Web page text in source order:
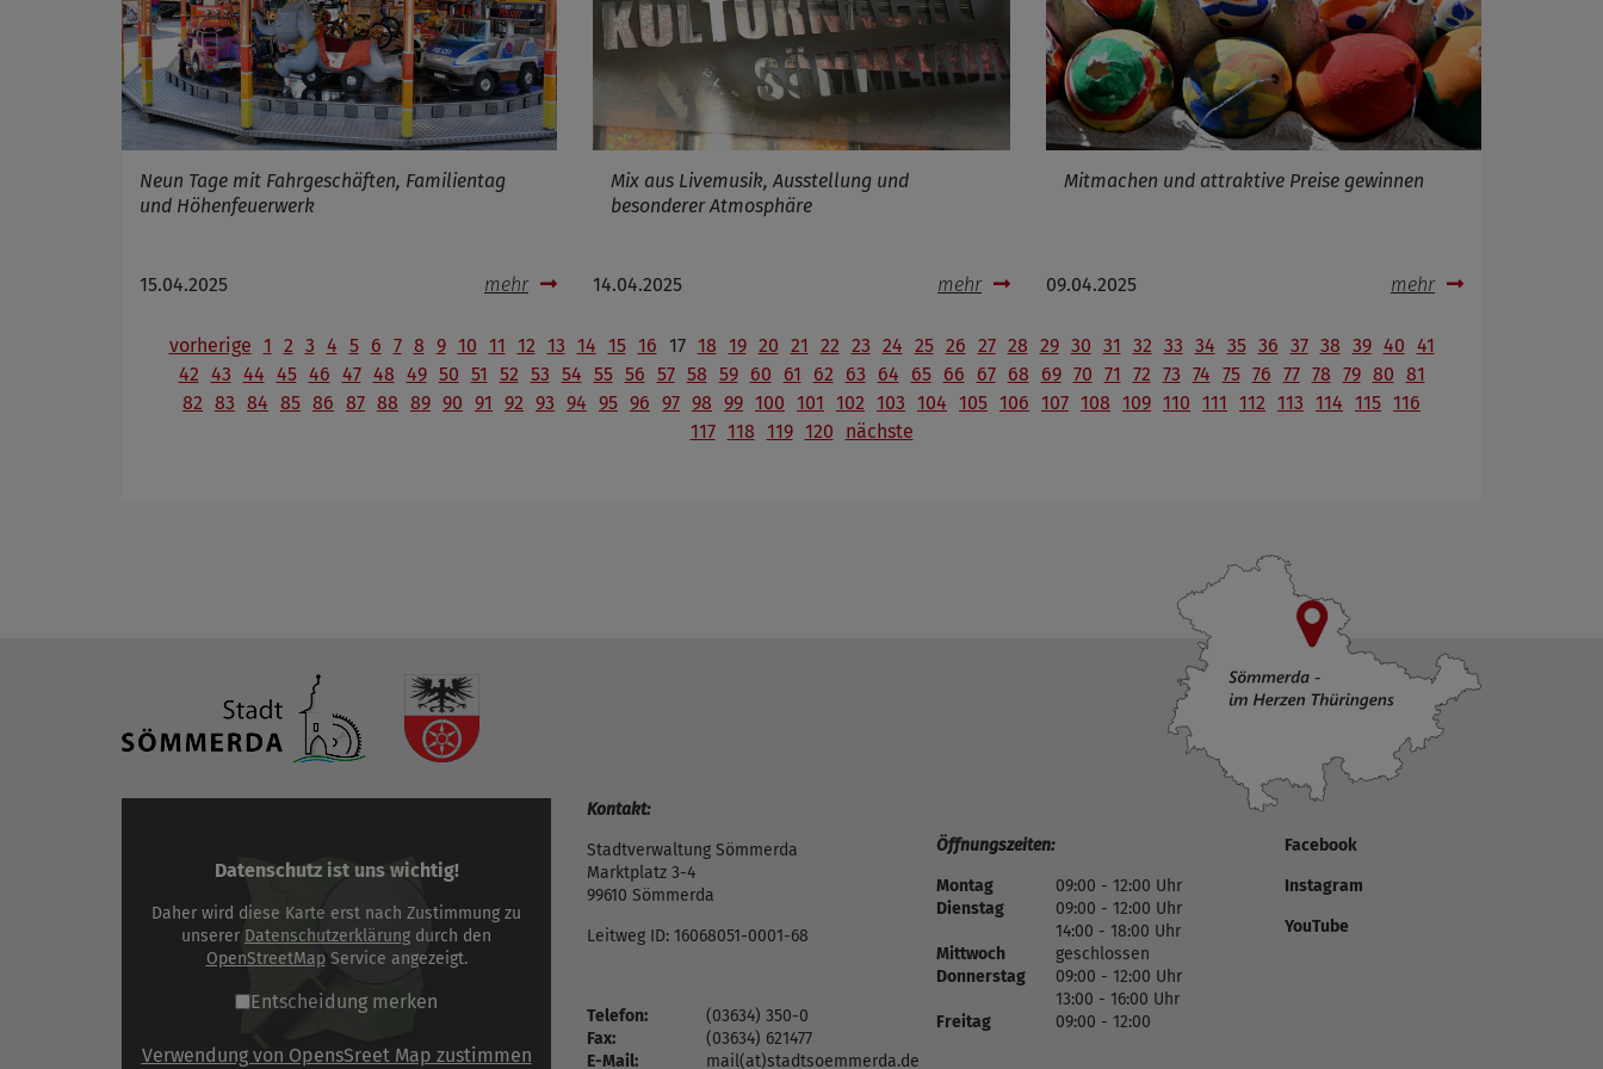
Neun Tage mit Fahrgeschäften, Familientag
und Höhenfeuerwerk
15.04.2025 mehr
Mix aus Livemusik, Ausstellung und
besonderer Atmosphäre
14.04.2025 mehr
Mitmachen und attraktive Preise gewinnen
09.04.2025 mehr
vorherige 1 2 3 4 5 6 7 8 9 10 11 12 13 14 15 16 17 18 19 20 21 22 23 24 25 26 27 28 29 30 31 32 33 34 35 36 37 38 39 40 41
42 43 44 45 46 47 48 49 50 51 52 53 54 55 56 57 58 59 60 61 62 63 64 65 66 67 68 69 70 71 72 73 74 75 76 77 78 79 80 81
82 83 84 85 86 87 88 89 90 91 92 93 94 95 96 97 98 99 100 101 102 103 104 105 106 107 108 109 110 111 112 113 114 115 116
117 118 119 120 nächste
Datenschutz ist uns wichtig!
Daher wird diese Karte erst nach Zustimmung zu
unserer Datenschutzerklärung durch den
OpenStreetMapService angezeigt.
Entscheidung merken
Verwendung von OpensSreet Map zustimmen
Kontakt:
Stadtverwaltung Sömmerda
Marktplatz 3-4
99610 Sömmerda
Leitweg ID: 16068051-0001-68
Telefon:
(03634) 350-0
Fax:
(03634) 621477
E-Mail:
mail(at)stadtsoemmerda.de
Öffnungszeiten:
Montag
09:00 - 12:00 Uhr
Dienstag
09:00 - 12:00 Uhr
14:00 - 18:00 Uhr
Mittwoch
geschlossen
Donnerstag
09:00 - 12:00 Uhr
13:00 - 16:00 Uhr
Freitag
09:00 - 12:00
Facebook
Instagram
YouTube